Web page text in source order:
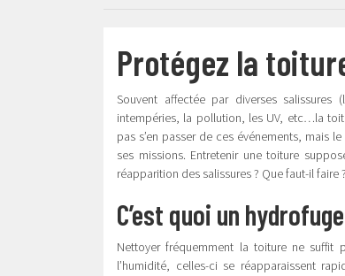
Protégez la
Souvent affectée par diverses
intempéries, la pollution, les UV, etc…la
pas s’en passer de ces événements, mais
ses missions. Entretenir une toiture
réapparition des salissures ? Que faut-il faire ?
C’est quoi un
Nettoyer fréquemment la toiture ne suffit
l’humidité, celles-ci se réapparaissent